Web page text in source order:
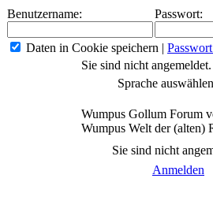
Benutzername: Passwort:
Daten in Cookie speichern |
Sie sind nicht angemeldet.
Sprache
Wumpus Gollum Forum
Wumpus Welt der (alten)
Sie sind nicht
Anmelden